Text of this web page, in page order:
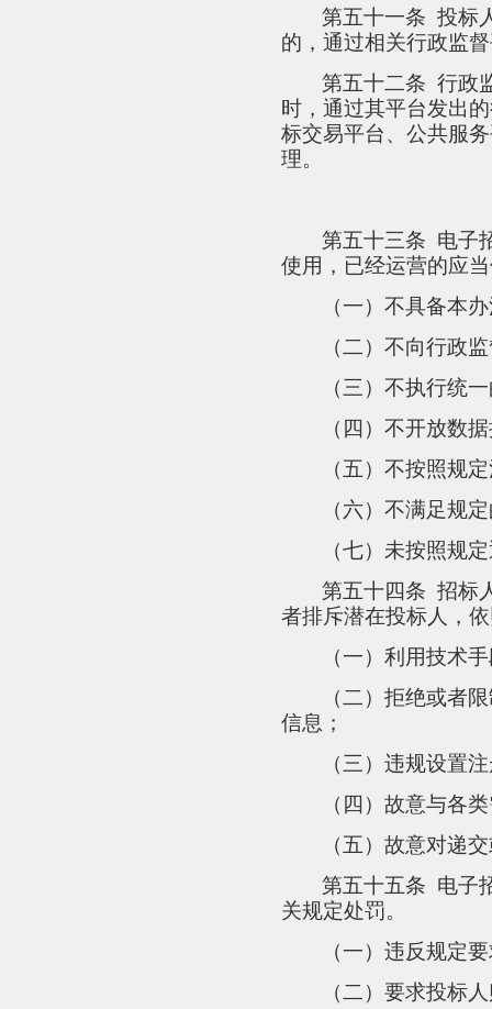
第五十一条 投标
的，通过相关行政监
第五十二条 行政
时，通过其平台发出
标交易平台、公共服
理。
第五十三条 电子
使用，已经运营的应
（一）不具备本
（二）不向行政
（三）不执行统
（四）不开放数
（五）不按照规
（六）不满足规
（七）未按照规
第五十四条 招标
者排斥潜在投标人，
（一）利用技术
（二）拒绝或者
信息；
（三）违规设置
（四）故意与各
（五）故意对递
第五十五条 电子
关规定处罚。
（一）违反规定
（二）要求投标